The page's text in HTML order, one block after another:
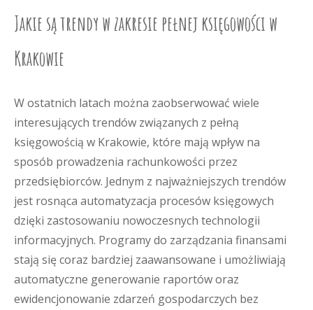
Jakie są trendy w zakresie pełnej księgowości w
Krakowie
W ostatnich latach można zaobserwować wiele
interesujących trendów związanych z pełną
księgowością w Krakowie, które mają wpływ na
sposób prowadzenia rachunkowości przez
przedsiębiorców. Jednym z najważniejszych trendów
jest rosnąca automatyzacja procesów księgowych
dzięki zastosowaniu nowoczesnych technologii
informacyjnych. Programy do zarządzania finansami
stają się coraz bardziej zaawansowane i umożliwiają
automatyczne generowanie raportów oraz
ewidencjonowanie zdarzeń gospodarczych bez